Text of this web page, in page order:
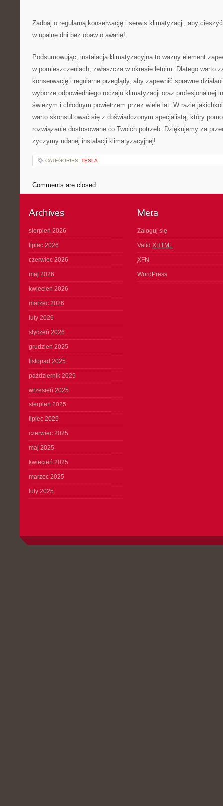
Zadbaj o‍ regularną konserwację‍ i serwis​ klimatyzacji, aby⁢
w upalne dni ‌bez obaw ‍o awarie!
Podsumowując, instalacja klimatyzacyjna to ważny⁢ element
w ‍pomieszczeniach, zwłaszcza w‌ okresie letnim. Dlatego ⁢warto
konserwację i regularne​ przeglądy, ‌aby zapewnić sprawne⁣
⁣wyborze odpowiedniego rodzaju klimatyzacji oraz profesjonalnej
świeżym i chłodnym powietrzem przez wiele lat. W razie
warto‌ skonsultować się z ⁣doświadczonym ⁣specjalistą, który
rozwiązanie dostosowane do⁤ Twoich⁤ potrzeb. ‍Dziękujemy ​za
życzymy udanej instalacji klimatyzacyjnej!
CATEGORIES: TESLA
Comments are closed.
Archives
sierpień 2026
lipiec 2026
czerwiec 2026
maj 2026
kwiecień 2026
marzec 2026
luty 2026
styczeń 2026
grudzień 2025
listopad 2025
październik 2025
wrzesień 2025
sierpień 2025
lipiec 2025
czerwiec 2025
maj 2025
kwiecień 2025
marzec 2025
luty 2025
Meta
Zaloguj się
Valid XHTML
XFN
WordPress